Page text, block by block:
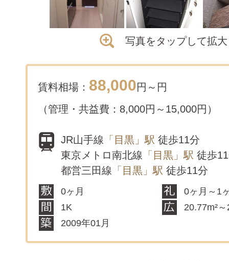
写真をタップして拡大
賃料相場： 88,000円～ 円
（管理・共益費：8,000円～15,000円）
JR山手線 「目黒」駅 徒歩11分
東京メトロ南北線 「目黒」駅 徒歩
都営三田線 「目黒」駅 徒歩11分
0ヶ月
0ヶ月～1
1K
20.77m²
2009年01月